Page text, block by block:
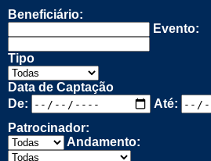
Beneficiário:
Evento:
Tipo
Data de Captação
De:
Até:
Patrocinador:
Andamento: